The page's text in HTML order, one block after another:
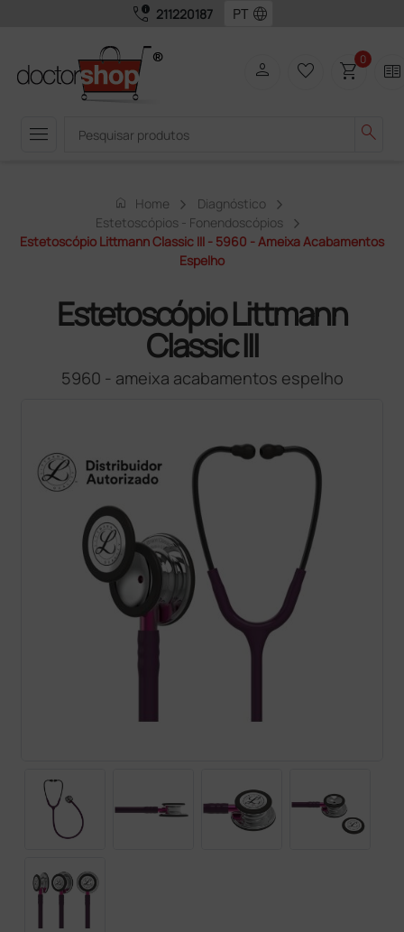
call_quality 211220187 language
menu search
person favorite_border shopping_cart0 two_pager
home Home
Diagnóstico
Estetoscópios - Fonendoscópios
Estetoscópio Littmann Classic III - 5960 - Ameixa Acabamentos
Espelho
Estetoscópio Littmann
Classic III
5960 - ameixa acabamentos espelho